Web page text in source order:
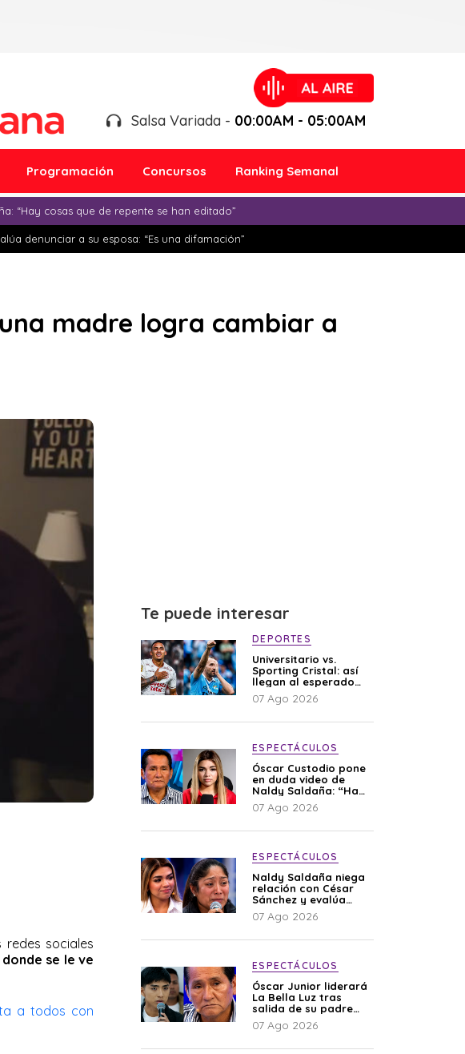
Salsa Variada - 00:00AM - 05:00AM
Programación Concursos Ranking Semanal
“Hay cosas que de repente se han editado”
denunciar a su esposa: “Es una difamación”
madre logra cambiar a
sociales
se le ve
a todos con
Te puede interesar
DEPORTES
Universitario vs.
Sporting Cristal: así
llegan al esperado
duelo
07 Ago 2026
ESPECTÁCULOS
Óscar Custodio pone
en duda video de
Naldy Saldaña: “Hay
cosas que de repente
se han editado”
07 Ago 2026
ESPECTÁCULOS
Naldy Saldaña niega
relación con César
Sánchez y evalúa
denunciar a su
esposa: “Es una
07 Ago 2026
ESPECTÁCULOS
Óscar Junior liderará
La Bella Luz tras
salida de su padre
por polémica con
Naldy Saldaña
07 Ago 2026